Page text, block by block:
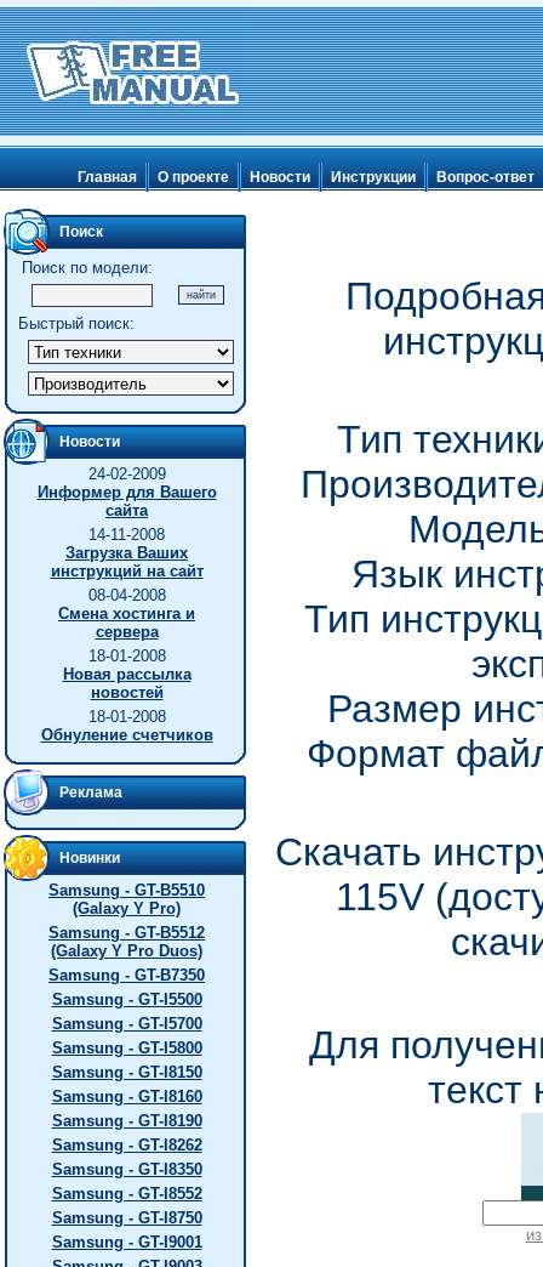
Главная О проекте Новости Инструкции Вопрос-ответ
Поиск
Поиск по модели:
Быстрый поиск:
Новости
24-02-2009
Информер для Вашего
сайта
14-11-2008
Загрузка Ваших
инструкций на сайт
08-04-2008
Смена хостинга и
сервера
18-01-2008
Новая рассылка
новостей
18-01-2008
Обнуление счетчиков
Реклама
Новинки
Samsung - GT-B5510
(Galaxy Y Pro)
Samsung - GT-B5512
(Galaxy Y Pro Duos)
Samsung - GT-B7350
Samsung - GT-I5500
Samsung - GT-I5700
Samsung - GT-I5800
Samsung - GT-I8150
Samsung - GT-I8160
Samsung - GT-I8190
Samsung - GT-I8262
Samsung - GT-I8350
Samsung - GT-I8552
Samsung - GT-I8750
Samsung - GT-I9001
Тип
Язык
Тип
Размер
Формат
Скачать
115V
Для
текст